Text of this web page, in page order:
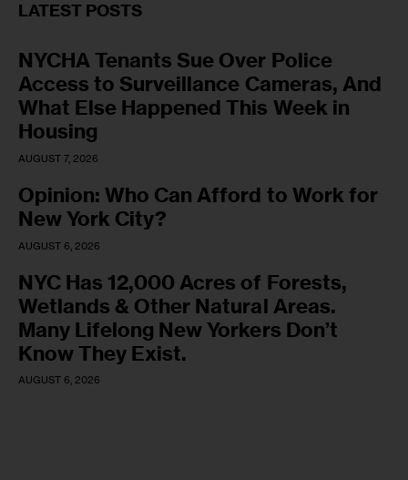
LATEST POSTS
NYCHA Tenants Sue Over Police
Access to Surveillance Cameras, And
What Else Happened This Week in
Housing
AUGUST 7, 2026
Opinion: Who Can Afford to Work for
New York City?
AUGUST 6, 2026
NYC Has 12,000 Acres of Forests,
Wetlands & Other Natural Areas.
Many Lifelong New Yorkers Don’t
Know They Exist.
AUGUST 6, 2026